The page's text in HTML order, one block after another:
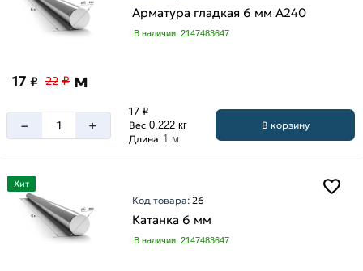
Арматура гладкая 6 мм A240
В наличии: 2147483647
17 ₽ 22 ₽ м
– +
17 ₽
Вес 0.222 кг
Длина 1 м
В корзину
Хит
Код товара: 26
Катанка 6 мм
В наличии: 2147483647